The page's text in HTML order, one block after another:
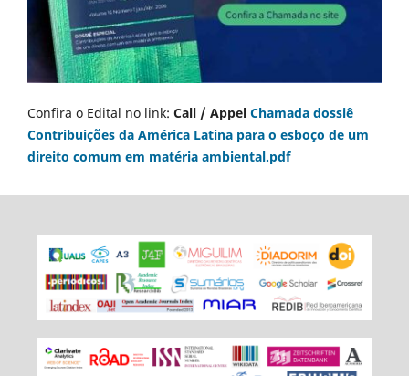
Confira o Edital no link: Call / Appel Chamada dossiê
Contribuições da América Latina para o esboço de um
direito comum em matéria ambiental.pdf